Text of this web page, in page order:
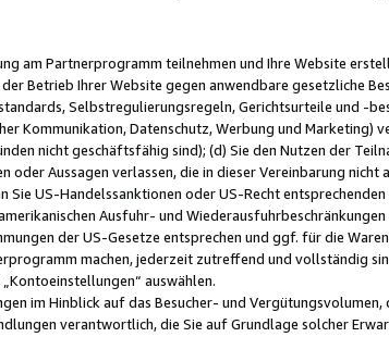
am Partnerprogramm teilnehmen und Ihre Website
Betrieb Ihrer Website gegen anwendbare gesetzliche
Selbstregulierungsregeln, Gerichtsurteile und -
Kommunikation, Datenschutz, Werbung und Marketing)
nicht geschäftsfähig sind); (d) Sie den Nutzen der
Aussagen verlassen, die in dieser Vereinbarung nicht
US-Handelssanktionen oder US-Recht
Ausfuhr- und
der US-Gesetze entsprechen und ggf. für die
machen, jederzeit zutreffend und vollständig
auswählen.
im Hinblick auf das Besucher- und Vergütungsvolumen,
verantwortlich, die Sie auf Grundlage solcher